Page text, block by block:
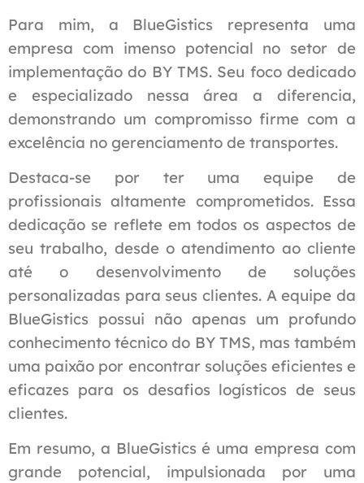
Para mim, a BlueGistics representa uma
empresa com imenso potencial no setor de
implementação do BY TMS. Seu foco dedicado
e especializado nessa área a diferencia,
demonstrando um compromisso firme com a
excelência no gerenciamento de transportes.
Destaca-se por ter uma equipe de
profissionais altamente comprometidos. Essa
dedicação se reflete em todos os aspectos de
seu trabalho, desde o atendimento ao cliente
até o desenvolvimento de soluções
personalizadas para seus clientes. A equipe da
BlueGistics possui não apenas um profundo
conhecimento técnico do BY TMS, mas também
uma paixão por encontrar soluções eficientes e
eficazes para os desafios logísticos de seus
clientes.
Em resumo, a BlueGistics é uma empresa com
grande potencial, impulsionada por uma